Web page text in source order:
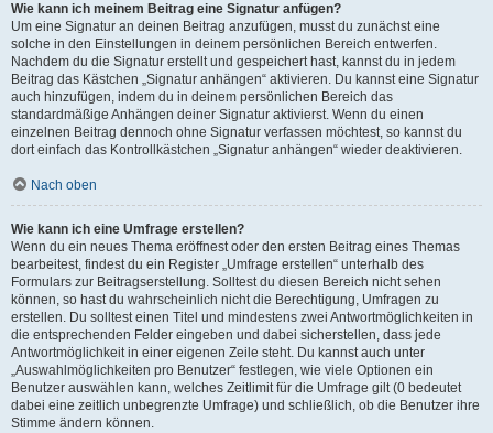
Wie kann ich meinem Beitrag eine Signatur anfügen?
Um eine Signatur an deinen Beitrag anzufügen, musst du zunächst eine
solche in den Einstellungen in deinem persönlichen Bereich entwerfen.
Nachdem du die Signatur erstellt und gespeichert hast, kannst du in jedem
Beitrag das Kästchen „Signatur anhängen“ aktivieren. Du kannst eine Signatur
auch hinzufügen, indem du in deinem persönlichen Bereich das
standardmäßige Anhängen deiner Signatur aktivierst. Wenn du einen
einzelnen Beitrag dennoch ohne Signatur verfassen möchtest, so kannst du
dort einfach das Kontrollkästchen „Signatur anhängen“ wieder deaktivieren.
Nach oben
Wie kann ich eine Umfrage erstellen?
Wenn du ein neues Thema eröffnest oder den ersten Beitrag eines Themas
bearbeitest, findest du ein Register „Umfrage erstellen“ unterhalb des
Formulars zur Beitragserstellung. Solltest du diesen Bereich nicht sehen
können, so hast du wahrscheinlich nicht die Berechtigung, Umfragen zu
erstellen. Du solltest einen Titel und mindestens zwei Antwortmöglichkeiten in
die entsprechenden Felder eingeben und dabei sicherstellen, dass jede
Antwortmöglichkeit in einer eigenen Zeile steht. Du kannst auch unter
„Auswahlmöglichkeiten pro Benutzer“ festlegen, wie viele Optionen ein
Benutzer auswählen kann, welches Zeitlimit für die Umfrage gilt (0 bedeutet
dabei eine zeitlich unbegrenzte Umfrage) und schließlich, ob die Benutzer ihre
Stimme ändern können.